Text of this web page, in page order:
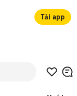
Tải app